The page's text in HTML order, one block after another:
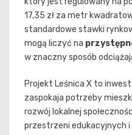
17,35 zł za metr
standardowe stawki
mogą liczyć na
w znaczny sposób
Projekt Leśnica X to
zaspokaja potrzeby
rozwój lokalnej
przestrzeni edukacyjnych i